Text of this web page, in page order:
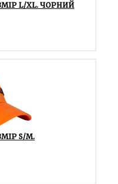
L/XL. ЧОРНИЙ
S/M.